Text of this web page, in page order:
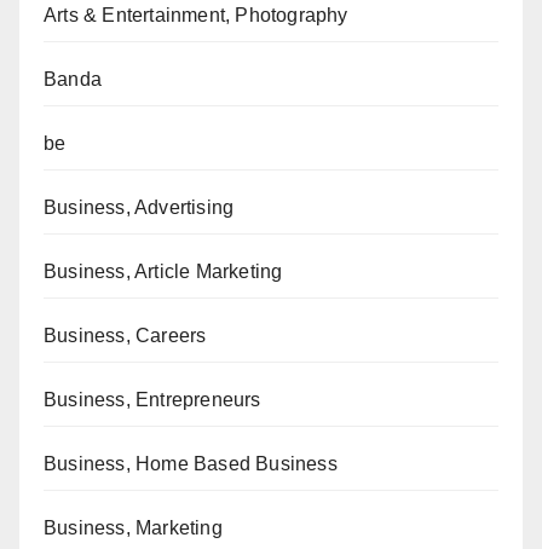
Arts & Entertainment, Photography
Banda
be
Business, Advertising
Business, Article Marketing
Business, Careers
Business, Entrepreneurs
Business, Home Based Business
Business, Marketing